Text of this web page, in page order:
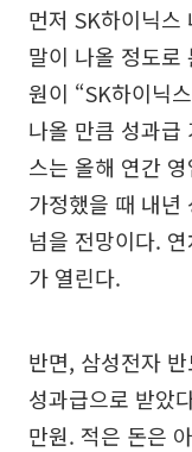
먼저 SK하이닉스
말이 나올 정도로
원이 “SK하이닉
나올 만큼 성과급
스는 올해 연간
가정했을 때 내년
넘을 전망이다.
가 열린다.
반면, 삼성전자
성과급으로 받았
만원. 적은 돈은